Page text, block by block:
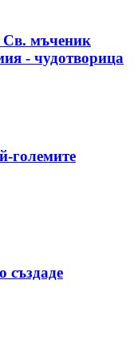
Св. мъченик
- чудотворица
големите
създаде